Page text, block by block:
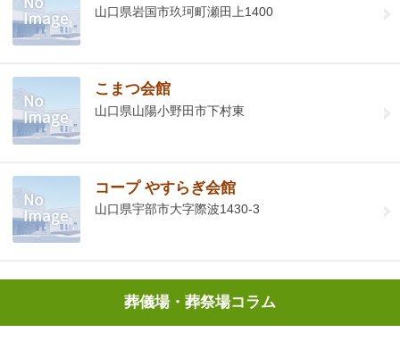
山口県岩国市玖珂町瀬田上1400
こまつ会館
山口県山陽小野田市下村東
コープ やすらぎ会館
山口県宇部市大字際波1430-3
葬儀場・葬祭場コラム